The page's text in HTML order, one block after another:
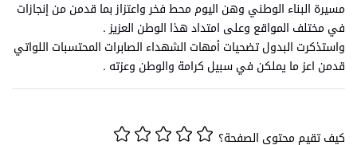
مسيرة البناء الوطني وهن اليوم محط فخر واعتزاز بما قدمن من إنجازات
في مختلف المواقع وعلى امتداد هذا الوطن العزيز .
واستذكرت البدول تضحيات أمهات الشهداء الصابرات المحتسبات اللواتي
قدمن اعز ما يملكن في سبيل كرامة والوطن وعزته .
كيف تقيم محتوى الصفحة؟